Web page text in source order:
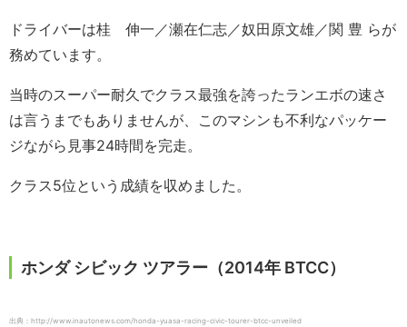
ドライバーは桂 伸一／瀬在仁志／奴田原文雄／関 豊 らが
務めています。
当時のスーパー耐久でクラス最強を誇ったランエボの速さ
は言うまでもありませんが、このマシンも不利なパッケー
ジながら見事24時間を完走。
クラス5位という成績を収めました。
ホンダ シビック ツアラー（2014年 BTCC）
出典：http://www.inautonews.com/honda-yuasa-racing-civic-tourer-btcc-unveiled